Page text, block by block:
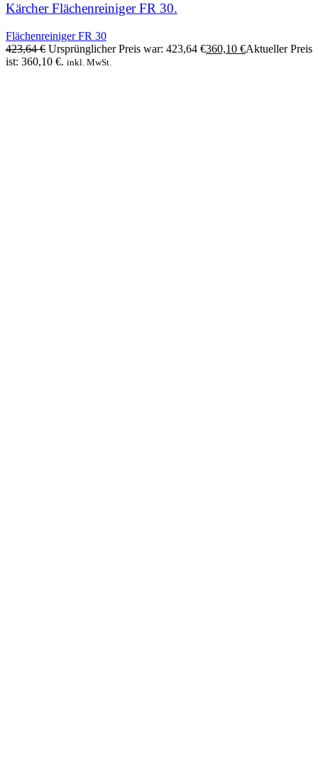
Kärcher Flächenreiniger FR 30.
Flächenreiniger FR 30
423,64€ Ursprünglicher Preis war: 423,64 €360,10 €Aktueller Preis
ist: 360,10 €. inkl. MwSt.